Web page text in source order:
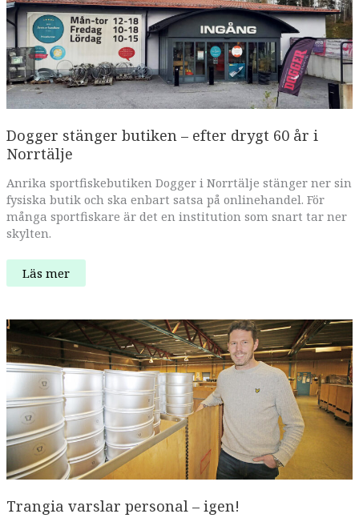
Dogger stänger butiken – efter drygt 60 år i
Norrtälje
Anrika sportfiskebutiken Dogger i Norrtälje stänger ner sin
fysiska butik och ska enbart satsa på onlinehandel. För
många sportfiskare är det en institution som snart tar ner
skylten.
Dogger
stänger
efter
60
år
i
Norrtälje
Läs mer
Trangia varslar personal – igen!